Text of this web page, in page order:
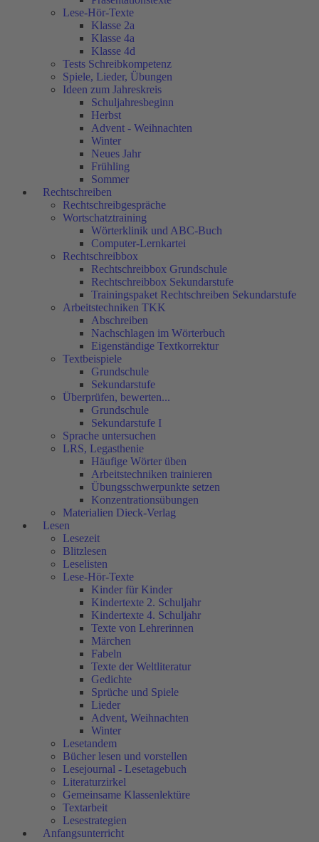
Lese-Hör-Texte
Klasse 2a
Klasse 4a
Klasse 4d
Tests Schreibkompetenz
Spiele, Lieder, Übungen
Ideen zum Jahreskreis
Schuljahresbeginn
Herbst
Advent - Weihnachten
Winter
Neues Jahr
Frühling
Sommer
Rechtschreiben
Rechtschreibgespräche
Wortschatztraining
Wörterklinik und ABC-Buch
Computer-Lernkartei
Rechtschreibbox
Rechtschreibbox Grundschule
Rechtschreibbox Sekundarstufe
Trainingspaket Rechtschreiben Sekundarstufe
Arbeitstechniken TKK
Abschreiben
Nachschlagen im Wörterbuch
Eigenständige Textkorrektur
Textbeispiele
Grundschule
Sekundarstufe
Überprüfen, bewerten...
Grundschule
Sekundarstufe I
Sprache untersuchen
LRS, Legasthenie
Häufige Wörter üben
Arbeitstechniken trainieren
Übungsschwerpunkte setzen
Konzentrationsübungen
Materialien Dieck-Verlag
Lesen
Lesezeit
Blitzlesen
Leselisten
Lese-Hör-Texte
Kinder für Kinder
Kindertexte 2. Schuljahr
Kindertexte 4. Schuljahr
Texte von Lehrerinnen
Märchen
Fabeln
Texte der Weltliteratur
Gedichte
Sprüche und Spiele
Lieder
Advent, Weihnachten
Winter
Lesetandem
Bücher lesen und vorstellen
Lesejournal - Lesetagebuch
Literaturzirkel
Gemeinsame Klassenlektüre
Textarbeit
Lesestrategien
Anfangsunterricht